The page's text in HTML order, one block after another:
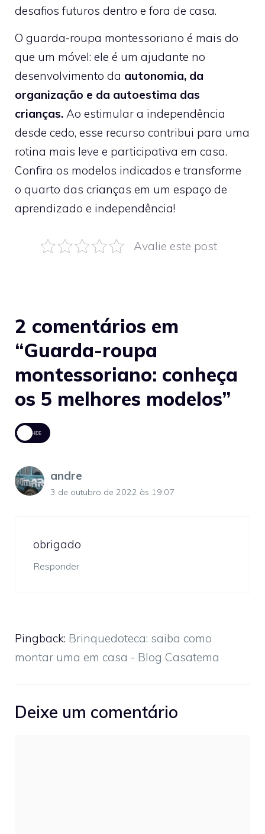
desafios futuros dentro e fora de casa.
O guarda-roupa montessoriano é mais do
que um móvel: ele é um ajudante no
desenvolvimento da autonomia, da
organização e da autoestima das
crianças. Ao estimular a independência
desde cedo, esse recurso contribui para uma
rotina mais leve e participativa em casa.
Confira os modelos indicados e transforme
o quarto das crianças em um espaço de
aprendizado e independência!
Avalie este post
2 comentários em
“Guarda-roupa
montessoriano: conheça
os 5 melhores modelos”
andre
3 de outubro de 2022 às 19:07
obrigado
Responder
Pingback: Brinquedoteca: saiba como
montar uma em casa - Blog Casatema
Deixe um comentário